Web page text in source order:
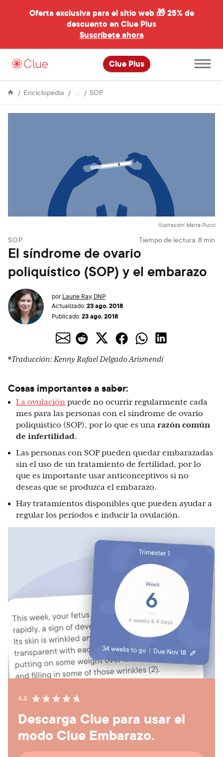
Oferta exclusiva para el sitio web 🎁25% de
descuento en Clue Plus
Suscríbete ahora
Clue Plus
Abre
el
menú
Enciclopedia
Problemas
SOP
embarazo
Ilustración: Marta Pucci
SOP Tiempo de lectura: 8 min
El síndrome de ovario
poliquístico (SOP) y el embarazo
por Laurie Ray, DNP
Actualizado:23 ago. 2018
Publicado:23 ago. 2018
*Traducción: Kenny Rafael Delgado Arismendi
Cosas importantes a saber:
La ovulación puede no ocurrir regularmente cada
mes para las personas con el síndrome de ovario
poliquístico (SOP), por lo que es una razón común
de infertilidad.
Las personas con SOP pueden quedar embarazadas
sin el uso de un tratamiento de fertilidad, por lo
que es importante usar anticonceptivos si no
deseas que se produzca el embarazo.
Hay tratamientos disponibles que pueden ayudar a
regular los períodos e inducir la ovulación.
4.8
Descarga Clue para usar el
modo Clue Embarazo.